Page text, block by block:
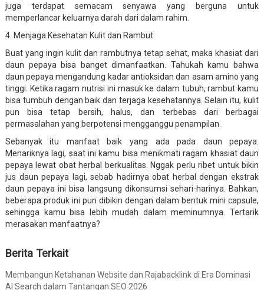
juga terdapat semacam senyawa yang berguna untuk
memperlancar keluarnya darah dari dalam rahim.
4. Menjaga Kesehatan Kulit dan Rambut
Buat yang ingin kulit dan rambutnya tetap sehat, maka khasiat dari
daun pepaya bisa banget dimanfaatkan. Tahukah kamu bahwa
daun pepaya mengandung kadar antioksidan dan asam amino yang
tinggi. Ketika ragam nutrisi ini masuk ke dalam tubuh, rambut kamu
bisa tumbuh dengan baik dan terjaga kesehatannya. Selain itu, kulit
pun bisa tetap bersih, halus, dan terbebas dari berbagai
permasalahan yang berpotensi mengganggu penampilan.
Sebanyak itu manfaat baik yang ada pada daun pepaya.
Menariknya lagi, saat ini kamu bisa menikmati ragam khasiat daun
pepaya lewat obat herbal berkualitas. Nggak perlu ribet untuk bikin
jus daun pepaya lagi, sebab hadirnya obat herbal dengan ekstrak
daun pepaya ini bisa langsung dikonsumsi sehari-harinya. Bahkan,
beberapa produk ini pun dibikin dengan dalam bentuk mini capsule,
sehingga kamu bisa lebih mudah dalam meminumnya. Tertarik
merasakan manfaatnya?
Berita Terkait
Membangun Ketahanan Website dan Rajabacklink di Era Dominasi
AI Search dalam Tantangan SEO 2026